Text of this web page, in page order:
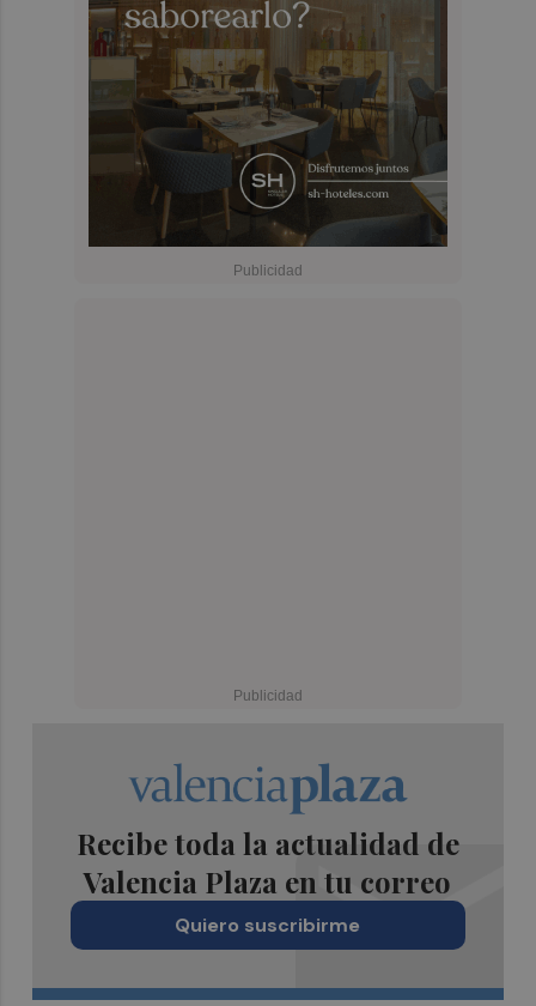
Recibe toda la actualidad de
Valencia Plaza en tu correo
Quiero suscribirme